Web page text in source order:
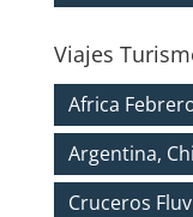
Viajes
Africa
Argentina,
Cruceros